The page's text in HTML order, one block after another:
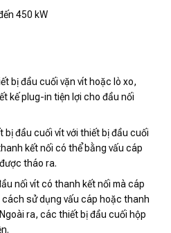
450 kW
bị đầu cuối vặn vít hoặc lò xo,
kế plug-in tiện lợi cho đầu nối
bị đầu cuối vít với thiết bị đầu cuối
kết nối có thể bằng vấu cáp
tháo ra.
nối vít có thanh kết nối mà cáp
sử dụng vấu cáp hoặc thanh
ra, các thiết bị đầu cuối hộp